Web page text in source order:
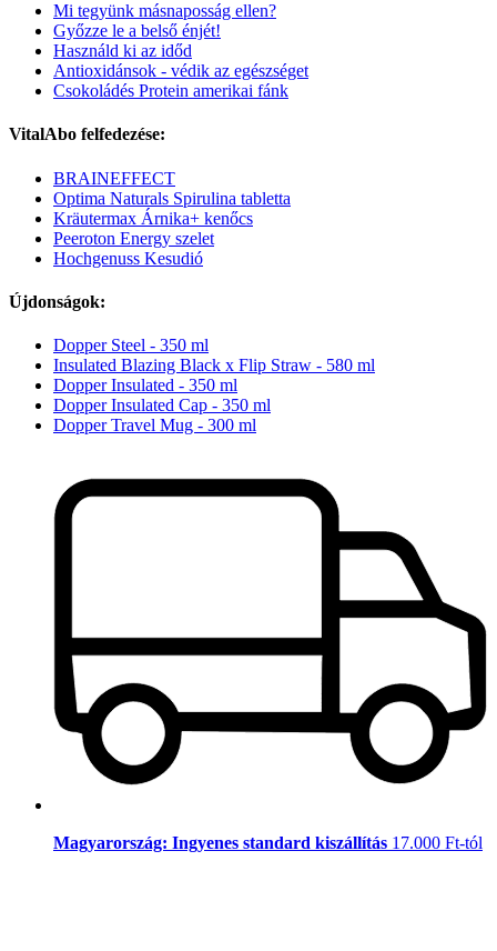
Mi tegyünk másnaposság ellen?
Győzze le a belső énjét!
Használd ki az időd
Antioxidánsok - védik az egészséget
Csokoládés Protein amerikai fánk
VitalAbo felfedezése:
BRAINEFFECT
Optima Naturals Spirulina tabletta
Kräutermax Árnika+ kenőcs
Peeroton Energy szelet
Hochgenuss Kesudió
Újdonságok:
Dopper Steel - 350 ml
Insulated Blazing Black x Flip Straw - 580 ml
Dopper Insulated - 350 ml
Dopper Insulated Cap - 350 ml
Dopper Travel Mug - 300 ml
Magyarország: Ingyenes standard kiszállítás 17.000 Ft-tól